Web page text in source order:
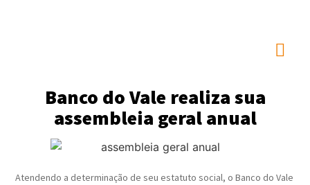
Banco do Vale realiza sua
assembleia geral anual
Atendendo a determinação de seu estatuto social, o Banco do Vale